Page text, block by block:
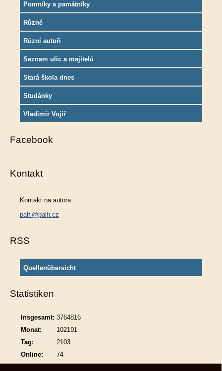
Pomníky a památníky
Různé
Různí autoři
Seznam ulic a majitelů
Stará škola dnes
Studánky
Vladimír Vojíř
Facebook
Kontakt
Kontakt na autora
palfi@palfi.cz
RSS
Quellenübersicht
Statistiken
Online: 74
Insgesamt: 3764816
Monat:
102191
Tag:
2103